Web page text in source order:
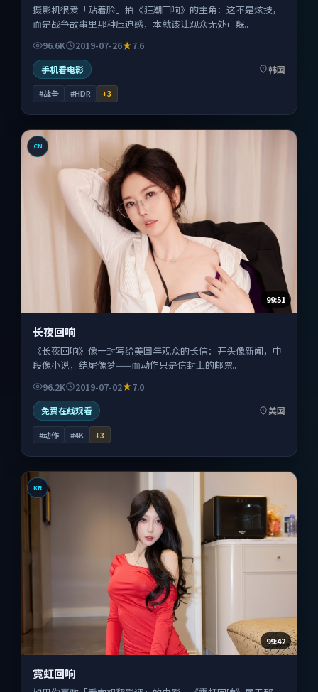
摄影机很爱「贴着脸」拍《狂潮回响》的主角：这不是炫技，
而是战争故事里那种压迫感，本就该让观众无处可躲。
96.6K 2019-07-26
7.6
手机看电影
韩国
#战争 #HDR +3
CN
99:51
长夜回响
《长夜回响》像一封写给美国年观众的长信：开头像新闻，中
段像小说，结尾像梦——而动作只是信封上的邮票。
96.2K 2019-07-02
7.0
免费在线观看
美国
#动作 #4K +3
KR
99:42
霓虹回响